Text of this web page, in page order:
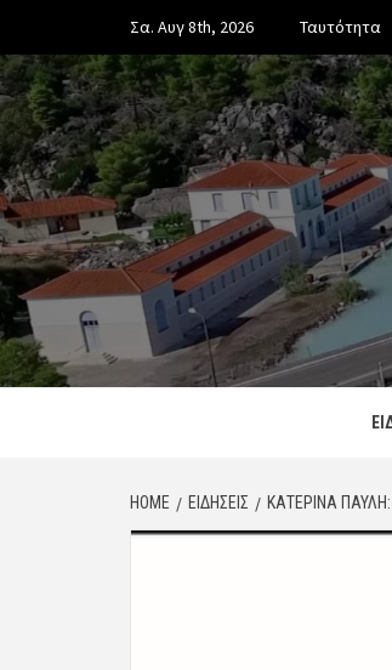
content
Σα. Αυγ 8th, 2026 Ταυτότητα
HOME ΕΙΔΗΣΕΙΣ ΚΑΤΕΡΊΝΑ